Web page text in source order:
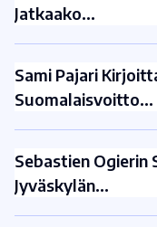
Jatkaako…
Sami Pajari
Suomalaisvoitto…
Sebastien Ogierin
Jyväskylän…